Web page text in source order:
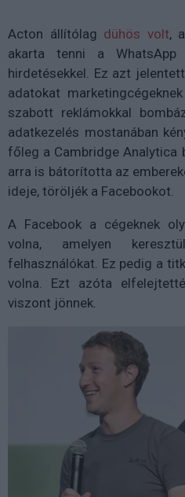
Acton állítólag dühös volt,
akarta tenni a WhatsApp
hirdetésekkel. Ez azt
adatokat
szabott reklámokkal
adatkezelés mostanában
főleg a Cambridge Analytica
arra is bátorította az
ideje, töröljék a Facebookot.
A Facebook a cégeknek
volna, amelyen
felhasználókat. Ez pedig a
volna. Ezt azóta
viszont jönnek.